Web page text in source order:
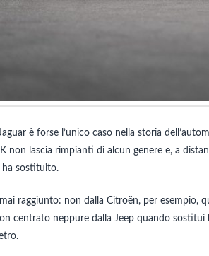
è forse l’unico caso nella storia
non lascia rimpianti di alcun genere e, a
ha sostituito.
raggiunto: non dalla Citroën, per esempio,
centrato neppure dalla Jeep quando